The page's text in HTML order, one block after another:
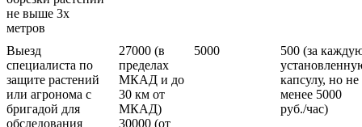
не выше 3х
метров
Выезд
специалиста по
защите растений
или агронома с
бригадой для
обследования
27000 (в
пределах
МКАД и до
30 км от
МКАД)
30000 (от
5000
500 (за
капсулу, но не
менее 5000
руб./час)